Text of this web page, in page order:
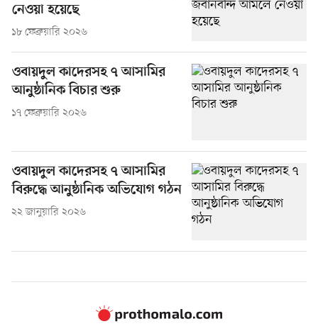
নেওয়া হয়েছে
১৮ ফেব্রুয়ারি ২০২৬
ওবায়দুল কাদেরসহ ৭ আসামির
আনুষ্ঠানিক বিচার শুরু
১৭ ফেব্রুয়ারি ২০২৬
ওবায়দুল কাদেরসহ ৭ আসামির
বিরুদ্ধে আনুষ্ঠানিক অভিযোগ গঠন
২২ জানুয়ারি ২০২৬